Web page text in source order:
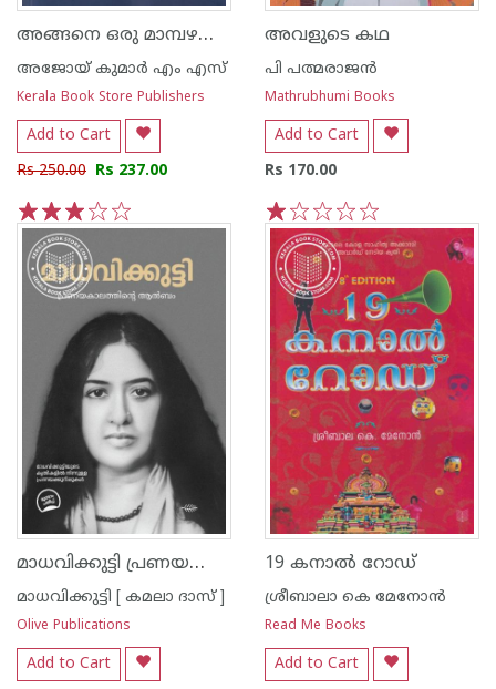
അങ്ങനെ ഒരു മാമ്പഴക്കാലം
അജോയ് കുമാര്‍ എം എസ്
Kerala Book Store Publishers
Add to Cart
Rs 250.00 Rs 237.00
5
4
3
2
1
അവളുടെ കഥ
പി പത്മരാജന്‍
Mathrubhumi Books
Add to Cart
Rs 170.00
5
4
3
2
1
മാധവിക്കുട്ടി പ്രണയകാലത്തിന്റെ ആല്‍ബം
മാധവിക്കുട്ടി [ കമലാ ദാസ് ]
Olive Publications
Add to Cart
19 കനാല്‍ റോഡ്
ശ്രീബാലാ കെ മേനോന്‍
Read Me Books
Add to Cart